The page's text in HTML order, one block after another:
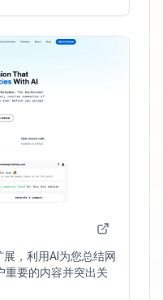
，利用AI为您总结网
重要的内容并突出关